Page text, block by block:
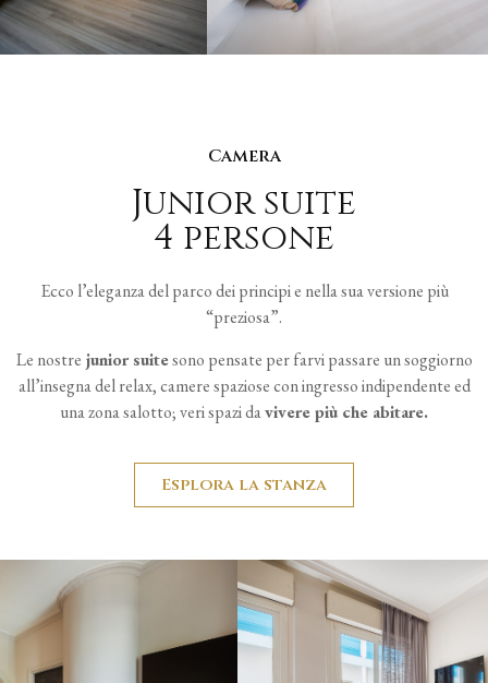
Camera
Junior suite
4 persone
Ecco l’eleganza del parco dei principi e nella sua versione più
“preziosa”.
Le nostre junior suitesono pensate per farvi passare un soggiorno
all’insegna del relax, camere spaziose con ingresso indipendente ed
una zona salotto; veri spazi davivere più che abitare.
Esplora la stanza